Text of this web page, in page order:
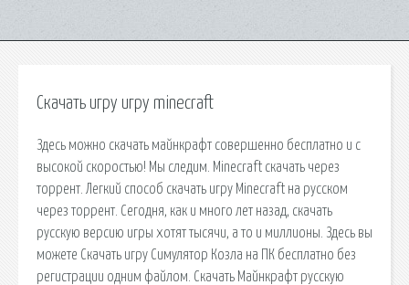
Скачать игру игру minecraft
Здесь можно скачать майнкрафт совершенно бесплатно и с
высокой скоростью! Мы следим. Minecraft скачать через
торрент. Легкий способ скачать игру Minecraft на русском
через торрент. Сегодня, как и много лет назад, скачать
русскую версию игры хотят тысячи, а то и миллионы. Здесь вы
можете Скачать игру Симулятор Козла на ПК бесплатно без
регистрации одним файлом. Скачать Майнкрафт русскую